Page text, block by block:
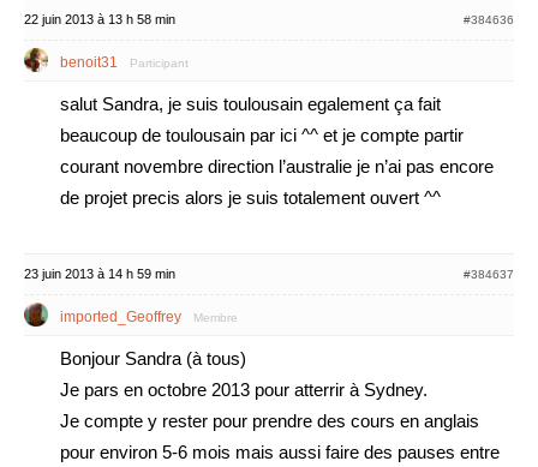
22 juin 2013 à 13 h 58 min #384636
benoit31 Participant
salut Sandra, je suis toulousain egalement ça fait
beaucoup de toulousain par ici ^^ et je compte partir
courant novembre direction l’australie je n’ai pas encore
de projet precis alors je suis totalement ouvert ^^
23 juin 2013 à 14 h 59 min #384637
imported_Geoffrey Membre
Bonjour Sandra (à tous)
Je pars en octobre 2013 pour atterrir à Sydney.
Je compte y rester pour prendre des cours en anglais
pour environ 5-6 mois mais aussi faire des pauses entre